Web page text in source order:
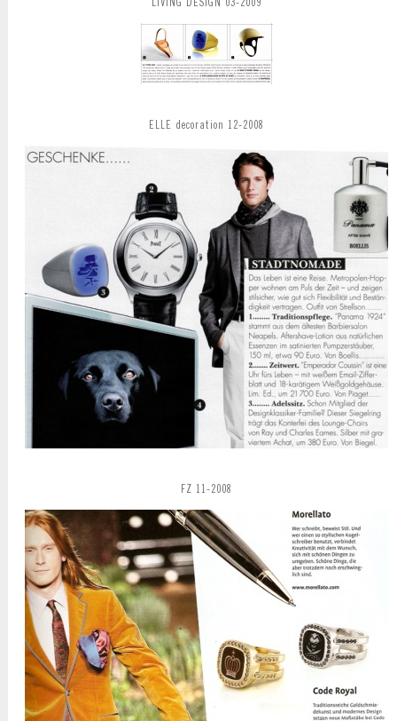
LIVING DESIGN 03-2009
ELLE decoration 12-2008
FZ 11-2008